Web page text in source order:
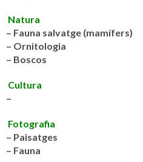
Natura
– Fauna salvatge (mamífers)
– Ornitologia
– Boscos
Cultura
–
Fotografia
– Paisatges
– Fauna